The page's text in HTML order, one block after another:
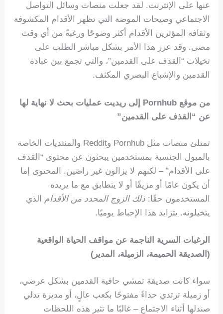
عنها على الإنترنت. لقد جعلت منصات وسائل التواصل
الاجتماعي وصيحات الموضة التي تظهر الأقدام المكشوفة
وثقافة المؤثرين الأقدام أكثر وضوحًا ورغبةً من أي وقت
مضى. وقد عزز هذا الأمر بشكل مباشر الطلب على
تخيلات “القذف على القدمين”، والتي تجمع بين عبادة
القدمين والإشباع البصري المكثف.
من موقع Pornhub إلى ريديت عمليات بحث لا نهاية لها
عن “القذف على القدمين”
تمتلئ منصات مثل Pornhub وReddit والمنتديات الخاصة
بالميول الجنسية بمستخدمين يبحثون عن محتوى “القذف
على الأقدام” – لكنهم لا يزالون غير راضين. المحتوى إما
أن يكون عامًا أو مزيفًا أو لا يتطابق مع ما يريده
المستخدمون حقًا:ذلك الزوج المحدد من الأقدام الذي
يتخيلونه. يتزايد هذا الإحباط يوميًا.
الرغبات السرية الناجمة عن مواقف الحياة الواقعية
(الصديقة الحميمة، الزميلة، المدير)
سواء كانت صديقة تمشي حافية القدمين بشكل عرضي،
أو زميلة ترتدي حذاءً مفتوحًا بكعب عالٍ، أو مديرة تدلي
صندلها أثناء الاجتماع – غالبًا ما تثير هذه اللحظات